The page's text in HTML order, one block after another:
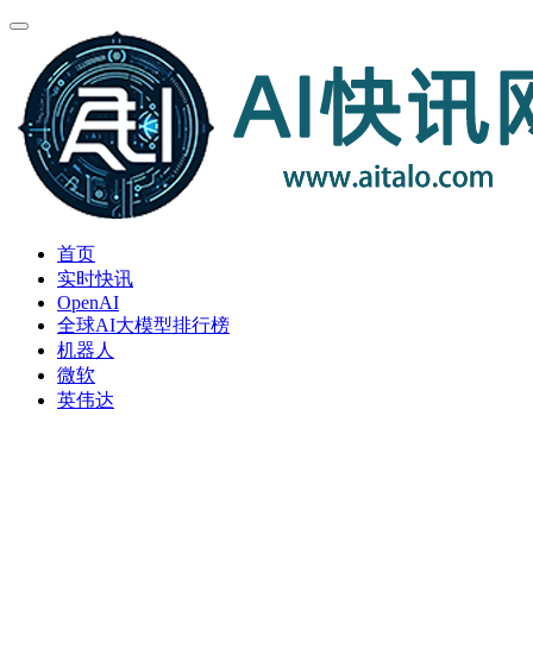
首页
实时快讯
OpenAI
全球AI大模型排行榜
机器人
微软
英伟达